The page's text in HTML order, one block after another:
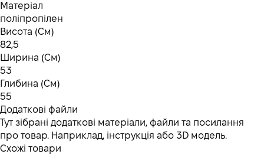
Матеріал
поліпропілен
Висота (См)
82,5
Ширина (См)
53
Глибина (См)
55
Додаткові файли
Тут зібрані додаткові матеріали, файли та посилання
про товар. Наприклад, інструкція або 3D модель.
Схожі товари